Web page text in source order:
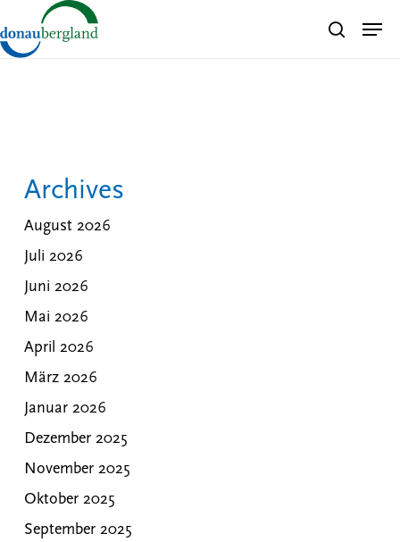
to
main
search
Archives
August 2026
Juli 2026
Juni 2026
Mai 2026
April 2026
März 2026
Januar 2026
Dezember 2025
November 2025
Oktober 2025
September 2025